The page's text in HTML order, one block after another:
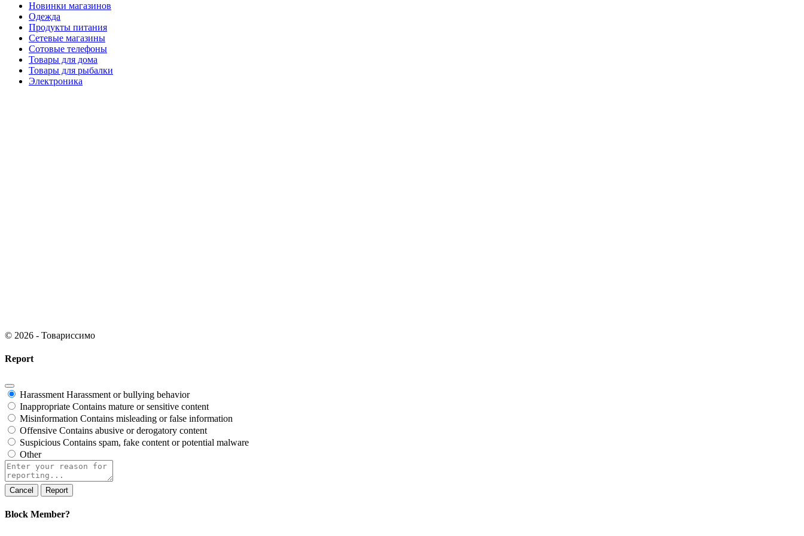
Новинки магазинов
Одежда
Продукты питания
Сетевые магазины
Сотовые телефоны
Товары для дома
Товары для рыбалки
Электроника
© 2026 - Товариссимо
Report
Harassment Harassment or bullying behavior
Inappropriate Contains mature or sensitive content
Misinformation Contains misleading or false information
Offensive Contains abusive or derogatory content
Suspicious Contains spam, fake content or potential malware
Other
Report
Block Member?